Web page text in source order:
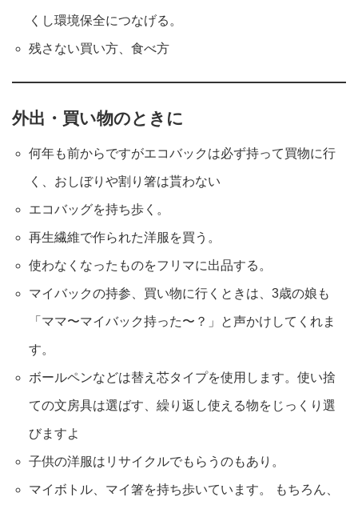
くし環境保全につなげる。
残さない買い方、食べ方
外出・買い物のときに
何年も前からですがエコバックは必ず持って買物に行
く、おしぼりや割り箸は貰わない
エコバッグを持ち歩く。
再生繊維で作られた洋服を買う。
使わなくなったものをフリマに出品する。
マイバックの持参、買い物に行くときは、3歳の娘も
「ママ〜マイバック持った〜？」と声かけしてくれま
す。
ボールペンなどは替え芯タイプを使用します。使い捨
ての文房具は選ばす、繰り返し使える物をじっくり選
びますよ
子供の洋服はリサイクルでもらうのもあり。
マイボトル、マイ箸を持ち歩いています。 もちろん、